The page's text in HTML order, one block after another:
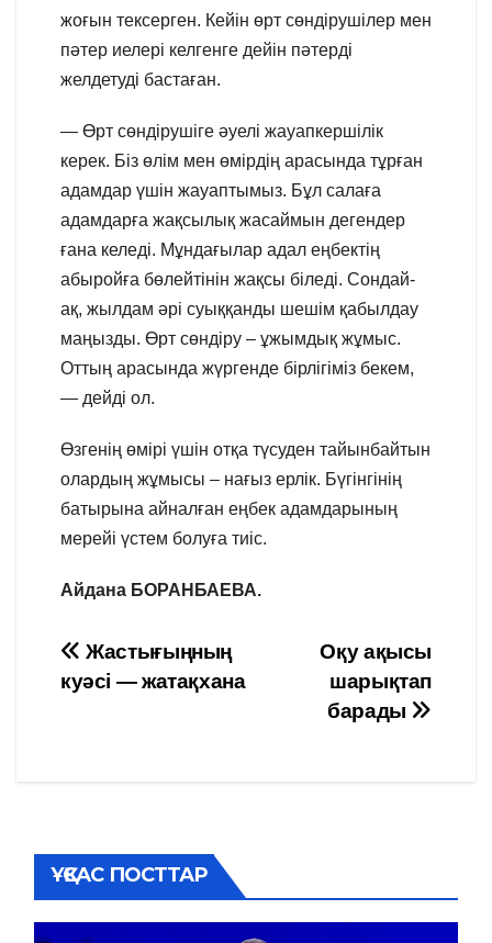
жоғын тексерген. Кейін өрт сөндірушілер мен
пәтер иелері келгенге дейін пәтерді
желдетуді бастаған.
— Өрт сөндірушіге әуелі жауапкершілік
керек. Біз өлім мен өмірдің арасында тұрған
адамдар үшін жауаптымыз. Бұл салаға
адамдарға жақсылық жасаймын дегендер
ғана келеді. Мұндағылар адал еңбектің
абыройға бөлейтінін жақсы біледі. Сондай-
ақ, жылдам әрі суыққанды шешім қабылдау
маңызды. Өрт сөндіру – ұжымдық жұмыс.
Оттың арасында жүргенде бірлігіміз бекем,
— дейді ол.
Өзгенің өмірі үшін отқа түсуден тайынбайтын
олардың жұмысы – нағыз ерлік. Бүгінгінің
батырына айналған еңбек адамдарының
мерейі үстем болуға тиіс.
Айдана БОРАНБАЕВА.
Навигация
по
Оқу ақысы
шарықтап
барады
Жастығыңның
куәсі — жатақхана
ҰҚСАС ПОСТТАР